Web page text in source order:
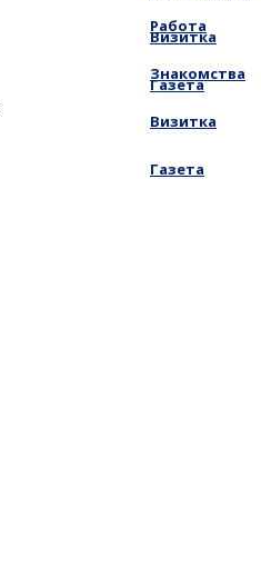
Визитка
Газета
Работа
Знакомства
Визитка
Газета